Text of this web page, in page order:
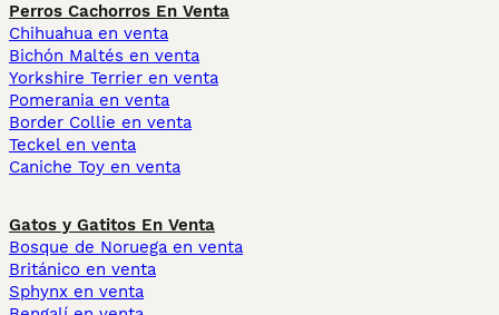
Perros Cachorros En Venta
Chihuahua en venta
Bichón Maltés en venta
Yorkshire Terrier en venta
Pomerania en venta
Border Collie en venta
Teckel en venta
Caniche Toy en venta
Gatos y Gatitos En Venta
Bosque de Noruega en venta
Británico en venta
Sphynx en venta